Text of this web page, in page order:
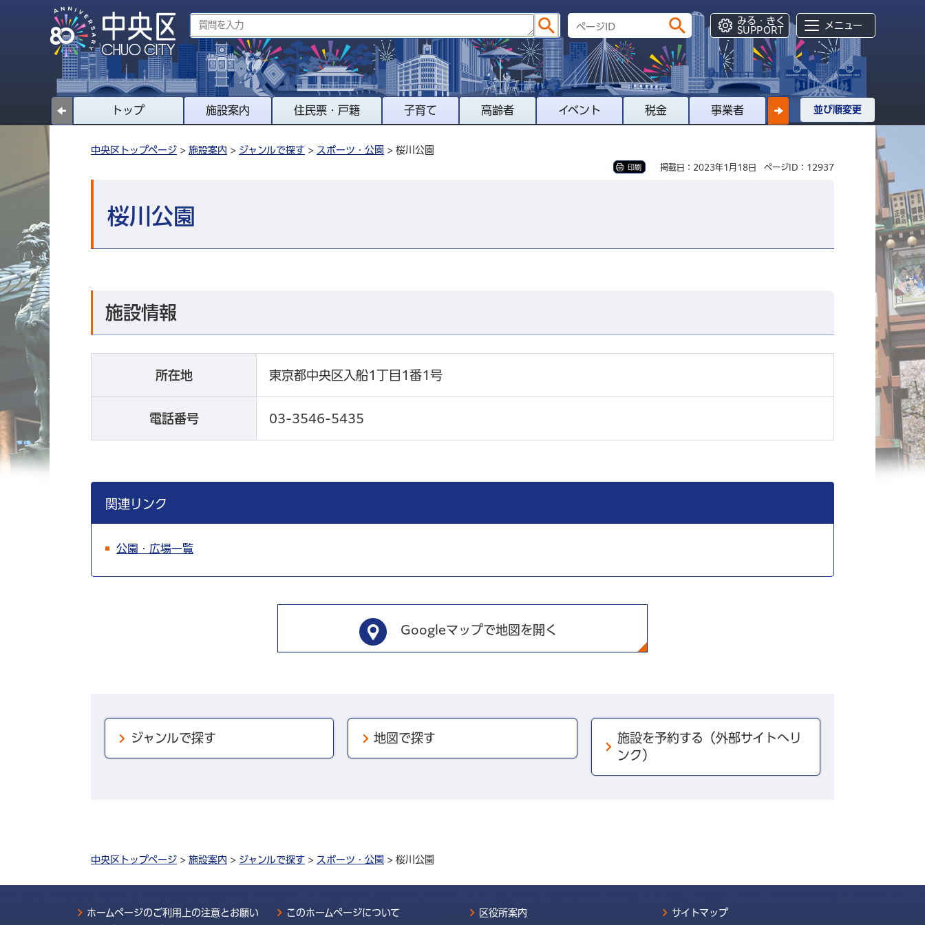
みる・きく
SUPPORT
メニュー
トップ 施設案内 住民票・戸籍 子育て 高齢者 イベント 税金 事業者 並び順変更
中央区トップページ > 施設案内 > ジャンルで探す > スポーツ・公園 > 桜川公園
印刷 掲載日：2023年1月18日 ページID：12937
桜川公園
施設情報
所在地 東京都中央区入船1丁目1番1号
電話番号 03-3546-5435
関連リンク
公園・広場一覧
Googleマップで地図を開く
ジャンルで探す 地図で探す
施設を予約する（外部サイトへリ
ンク）
中央区トップページ > 施設案内 > ジャンルで探す > スポーツ・公園 > 桜川公園
ホームページのご利用上の注意とお願い このホームページについて 区役所案内
サイトマップ